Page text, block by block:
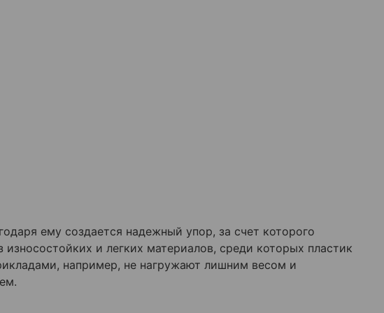
ему создается надежный упор, за счет которого
и легких материалов, среди которых пластик
например, не нагружают лишним весом и